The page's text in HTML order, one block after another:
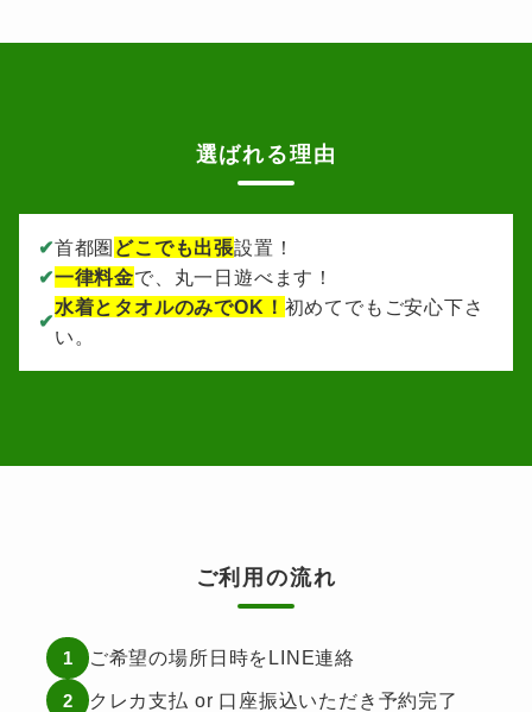
選ばれる理由
✔首都圏 どこでも出張設置！
✔一律料金で、丸一日遊べます！
✔
水着とタオルのみでOK！ 初めてでもご安心下さ
い。
ご利用の流れ
1 ご希望の場所日時をLINE連絡
2 クレカ支払 or 口座振込いただき予約完了